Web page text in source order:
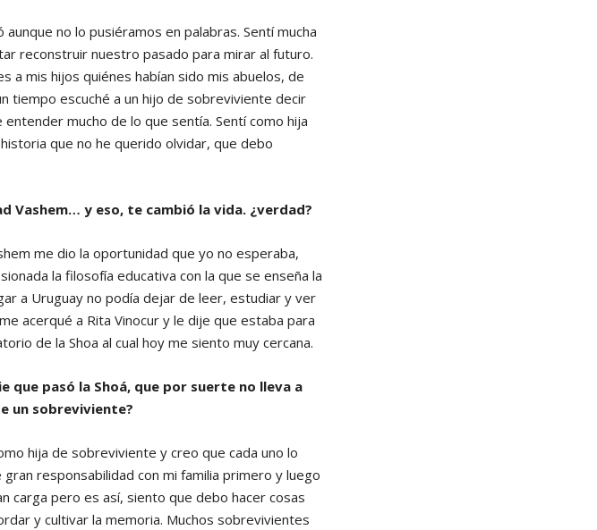
no lo pusiéramos en palabras. Sentí mucha
reconstruir nuestro pasado para mirar al futuro.
a mis hijos quiénes habían sido mis abuelos, de
tiempo escuché a un hijo de sobreviviente decir
mucho de lo que sentía. Sentí como hija
que no he querido olvidar, que debo
Vashem… y eso, te cambió la vida. ¿verdad?
me dio la oportunidad que yo no esperaba,
la filosofía educativa con la que se enseña la
a Uruguay no podía dejar de leer, estudiar y ver
acerqué a Rita Vinocur y le dije que estaba para
de la Shoa al cual hoy me siento muy cercana.
que pasó la Shoá, que por suerte no lleva a
un sobreviviente?
hija de sobreviviente y creo que cada uno lo
responsabilidad con mi familia primero y luego
carga pero es así, siento que debo hacer cosas
y cultivar la memoria. Muchos sobrevivientes